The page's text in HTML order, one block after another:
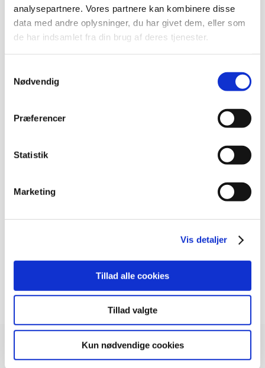
analysepartnere. Vores partnere kan kombinere disse
data med andre oplysninger, du har givet dem, eller som
de har indsamlet fra din brug af deres tjenester.
Nødvendig
Præferencer
Statistik
Marketing
Vis detaljer
Tillad alle cookies
Tillad valgte
Kun nødvendige cookies
GÅ TIL MOESGAARD MUSEUM